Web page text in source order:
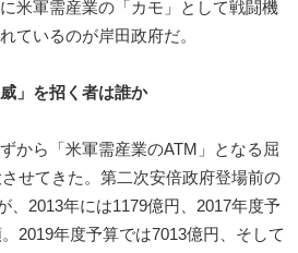
米軍需産業の「カモ」として戦闘機
ているのが岸田政府だ。
」を招く者は誰か
から「米軍需産業のATM」となる屈
せてきた。第二次安倍政府登場前の
、2013年には1179億円、2017年度予
2019年度予算では7013億円、そして